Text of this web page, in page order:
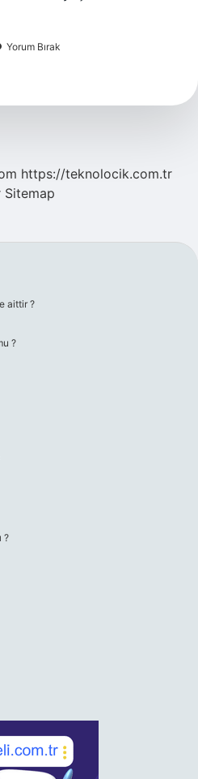
Yorum Bırak
https://teknolocik.com.tr
Sitemap
aittir ?
?
?